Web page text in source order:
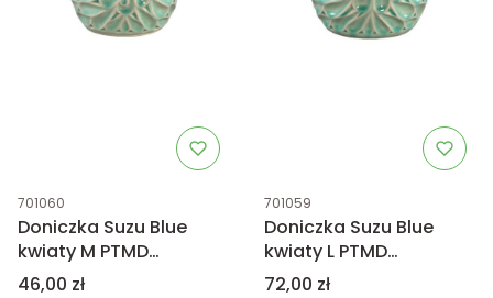
Kod produktu
701060
Doniczka Suzu Blue
kwiaty M PTMD
Collection
Cena
46,00 zł
Kod produktu
701059
Doniczka Suzu Blue
kwiaty L PTMD
Collection
Cena
72,00 zł